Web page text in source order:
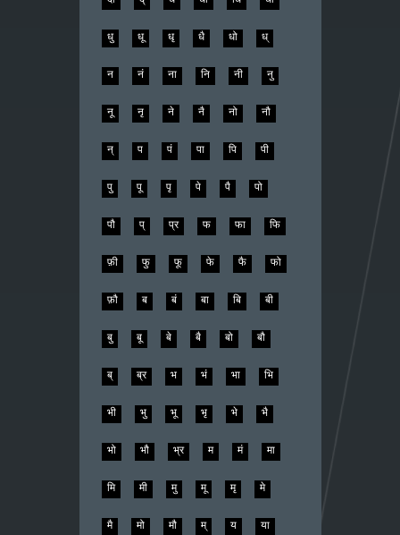
धु धू धृ धै धो ध्
न नं ना नि नी नु
नू नृ ने नै नो नौ
न् प पं पा पि पी
पु पू पृ पे पै पो
पौ प् प्र फ फा फि
फ़ी फु फू फे फै फो
फ़ौ ब बं बा बि बी
बु बू बे बै बो बौ
ब् ब्र भ भं भा भि
भी भु भू भृ भे भै
भो भौ भ्र म मं मा
मि मी मु मू मृ मे
मै मो मौ म् य या